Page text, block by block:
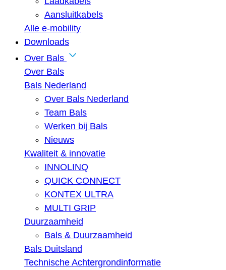
Aansluitkabels
Alle e-mobility
Downloads
Over Bals
Over Bals
Bals Nederland
Over Bals Nederland
Team Bals
Werken bij Bals
Nieuws
Kwaliteit & innovatie
INNOLINQ
QUICK CONNECT
KONTEX ULTRA
MULTI GRIP
Duurzaamheid
Bals & Duurzaamheid
Bals Duitsland
Technische Achtergrondinformatie